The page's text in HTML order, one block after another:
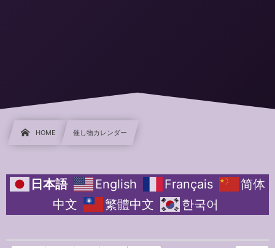
HOME 催し物カレンダー
日本語 English Français
简体
中文
繁體中文 한국어